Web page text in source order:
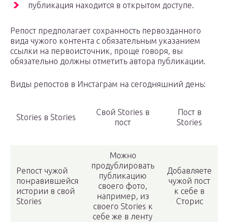
публикация находится в открытом доступе.
Репост предполагает сохранность первозданного
вида чужого контента с обязательным указанием
ссылки на первоисточник, проще говоря, вы
обязательно должны отметить автора публикации.
Виды репостов в Инстаграм на сегодняшний день:
Stories в Stories
Свой Stories в
пост
Пост в
Stories
Репост чужой
понравившейся
истории в свой
Stories
Можно
продублировать
публикацию
своего фото,
например, из
своего Stories к
себе же в ленту
Добавляете
чужой пост
к себе в
Сторис